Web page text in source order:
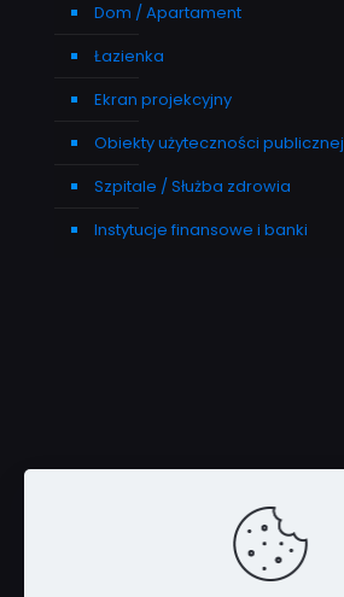
Dom / Apartament
Łazienka
Ekran projekcyjny
Obiekty użyteczności publicznej
Szpitale / Służba zdrowia
Instytucje finansowe i banki